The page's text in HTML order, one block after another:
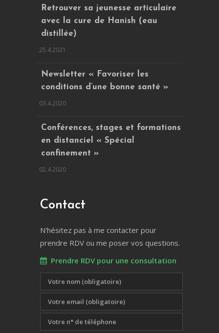
Retrouver sa jeunesse articulaire
avec la cure de Hanish (eau
distillée)
25.4.2021
Newsletter « Favoriser les
conditions d’une bonne santé »
03.4.2020
Conférences, stages et formations
en distanciel « Spécial
confinement »
02.4.2020
Contact
N'hésitez pas à me contacter pour
prendre RDV ou me poser vos questions.
Prendre RDV pour une consultation